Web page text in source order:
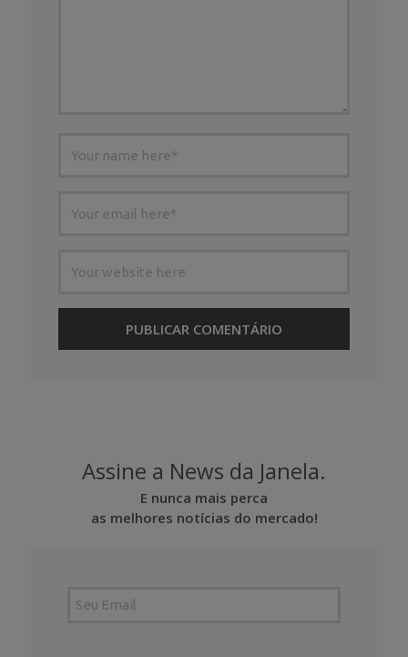
Assine a News da Janela.
E nunca mais perca
as melhores notícias do mercado!